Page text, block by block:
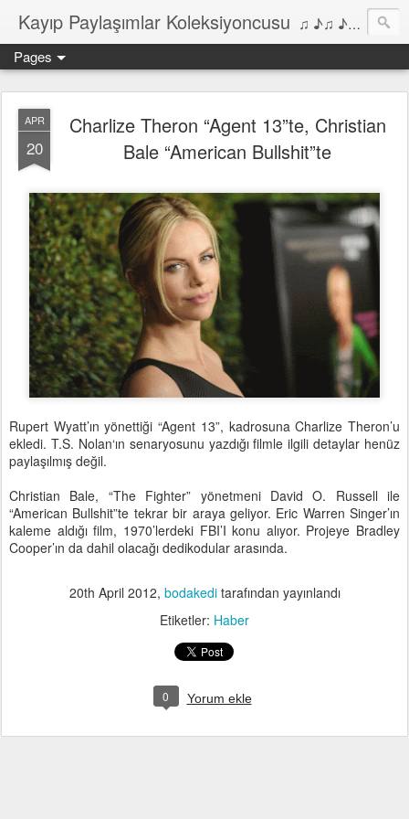
Kayıp Paylaşımlar Koleksiyoncusu ♫ ♪♫ ♪ ♫ ♪♫ ♪•♫♪ 2006'dan bu yana Film, Dizi, Müzik ve Kitaplar üzerine Yazılar Diyarı...
Pages
APR
20
Charlize Theron “Agent 13”te, Christian
Bale “American Bullshit”te
Rupert Wyatt’ın yönettiği “Agent 13”, kadrosuna Charlize Theron’u
ekledi. T.S. Nolan‘ın senaryosunu yazdığı filmle ilgili detaylar henüz
paylaşılmış değil.
Christian Bale, “The Fighter” yönetmeni David O. Russell ile
“American Bullshit”te tekrar bir araya geliyor. Eric Warren Singer’ın
kaleme aldığı film, 1970’lerdeki FBI’I konu alıyor. Projeye Bradley
Cooper’ın da dahil olacağı dedikodular arasında.
20th April 2012, bodakeditarafından yayınlandı
Etiketler: Haber
0 Yorum ekle